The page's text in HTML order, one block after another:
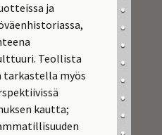
ja
Teollista
tarkastella myös
kautta;